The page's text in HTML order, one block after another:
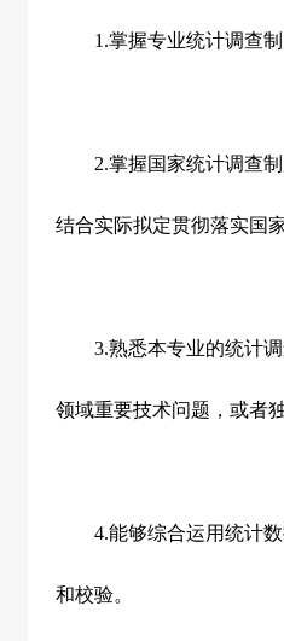
1.掌握专业统计调查
2.掌握国家统计调查
结合实际拟定贯彻落实国
3.熟悉本专业的统计
领域重要技术问题，或者
4.能够综合运用统计
和校验。